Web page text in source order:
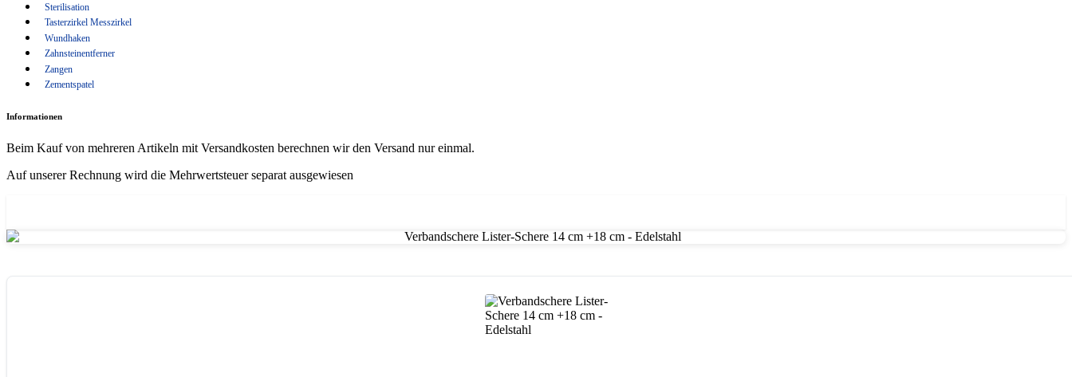
Sterilisation
Tasterzirkel Messzirkel
Wundhaken
Zahnsteinentferner
Zangen
Zementspatel
Informationen
Beim Kauf von mehreren Artikeln mit Versandkosten berechnen wir den Versand nur einmal.
Auf unserer Rechnung wird die Mehrwertsteuer separat ausgewiesen